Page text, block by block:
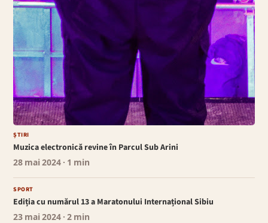
ȘTIRI
Muzica electronică revine în Parcul Sub Arini
28 mai 2024 · 1 min
SPORT
Ediția cu numărul 13 a Maratonului Internațional Sibiu
23 mai 2024 · 2 min